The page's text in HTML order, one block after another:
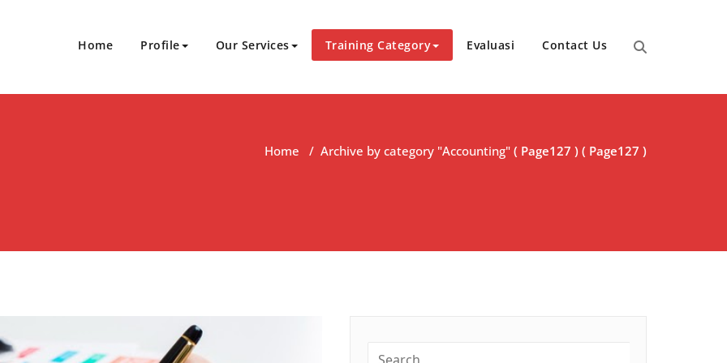
Home Profile Our Services Training Category Evaluasi Contact Us
Home / Archive by category "Accounting" ( Page127 ) ( Page127 )